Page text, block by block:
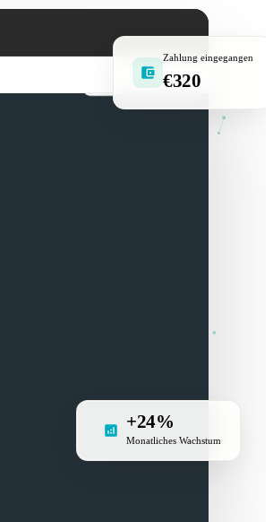
Zahlung eingegangen
€320
+24%
Monatliches Wachstum